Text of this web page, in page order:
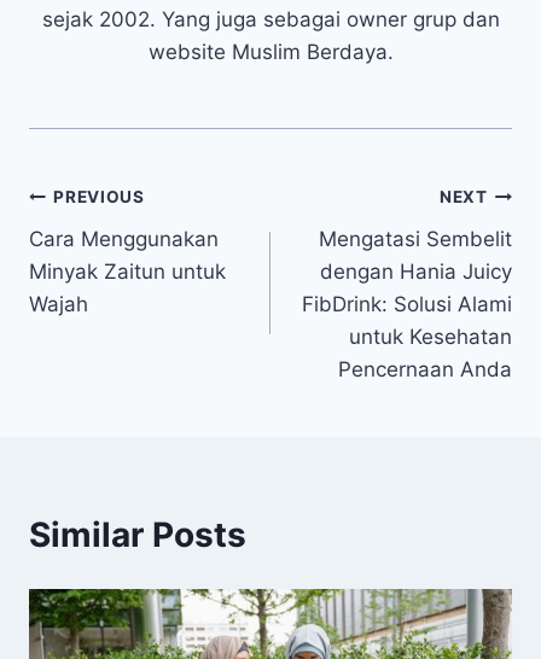
sejak 2002. Yang juga sebagai owner grup dan
website Muslim Berdaya.
PREVIOUS
Cara Menggunakan
Minyak Zaitun untuk
Wajah
NEXT
Mengatasi Sembelit
dengan Hania Juicy
FibDrink: Solusi Alami
untuk Kesehatan
Pencernaan Anda
Similar Posts